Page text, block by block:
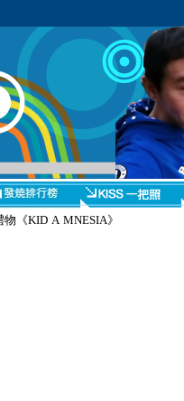
《KID A MNESIA》